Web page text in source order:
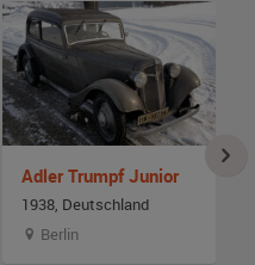
Adler Trumpf Junior
1938, Deutschland
Berlin